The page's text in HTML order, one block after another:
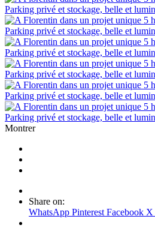
Montrer
Share on:
WhatsApp Pinterest Facebook X